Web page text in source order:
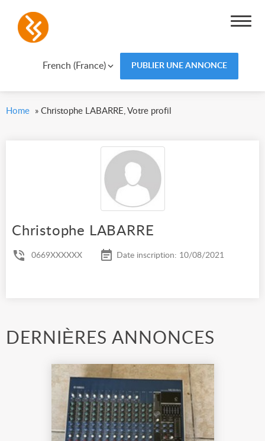
French (France) PUBLIER UNE ANNONCE
Home » Christophe LABARRE, Votre profil
Christophe LABARRE
0669XXXXXX Date inscription: 10/08/2021
DERNIÈRES ANNONCES